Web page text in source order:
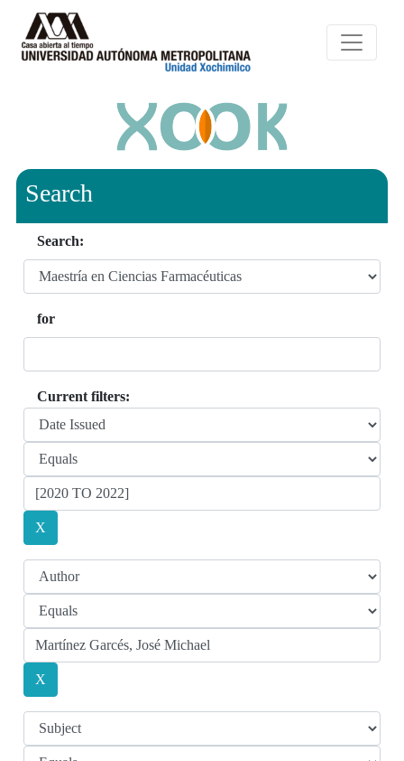
Search
Search:
for
Current filters: